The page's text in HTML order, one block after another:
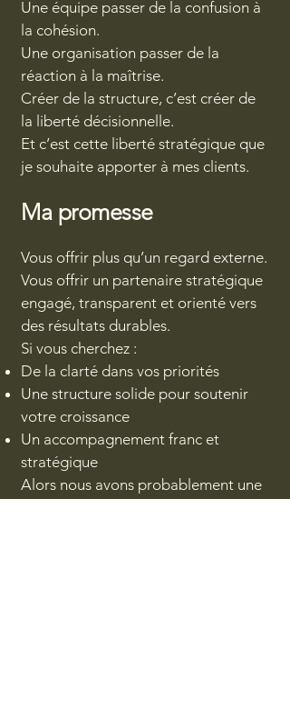
Une équipe passer de la confusion à
la cohésion.
Une organisation passer de la
réaction à la maîtrise.
Créer de la structure, c’est créer de
la liberté décisionnelle.
Et c’est cette liberté stratégique que
je souhaite apporter à mes clients.
Ma promesse
Vous offrir plus qu’un regard externe.
Vous offrir un partenaire stratégique
engagé, transparent et orienté vers
des résultats durables.
Si vous cherchez :
De la clarté dans vos priorités
Une structure solide pour soutenir
votre croissance
Un accompagnement franc et
stratégique
Alors nous avons probablement une